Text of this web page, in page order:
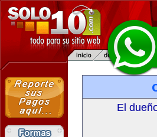
El